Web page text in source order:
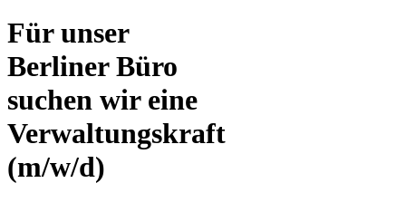
Für unser
Berliner Büro
suchen wir eine
Verwaltungskraft
(m/w/d)